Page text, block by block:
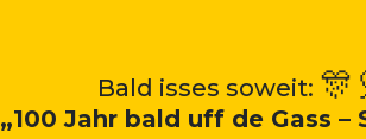
Bald isses soweit:
„100 Jahr bald uff de Gass